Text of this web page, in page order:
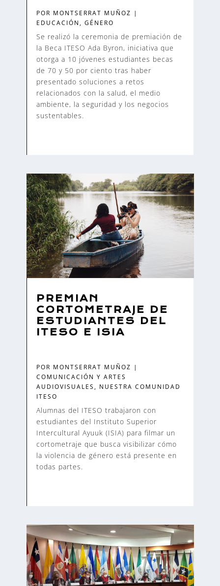
POR MONTSERRAT MUÑOZ |
EDUCACIÓN , GÉNERO
Se realizó la ceremonia de premiación de
la Beca ITESO Ada Byron, iniciativa que
otorga a 10 jóvenes estudiantes becas
de 70 y 50 por ciento tras haber
presentado soluciones a retos
relacionados con la salud, el medio
ambiente, la seguridad y los negocios
sustentables.
PREMIAN
CORTOMETRAJE DE
ESTUDIANTES DEL
ITESO E ISIA
POR MONTSERRAT MUÑOZ |
COMUNICACIÓN Y ARTES
AUDIOVISUALES , NUESTRA COMUNIDAD
ITESO
Alumnas del ITESO trabajaron con
estudiantes del Instituto Superior
Intercultural Ayuuk (ISIA) para filmar un
cortometraje que busca visibilizar cómo
la violencia de género está presente en
todas partes.